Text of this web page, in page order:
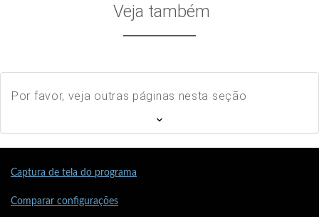
Veja também
Por favor, veja outras páginas nesta seção
Captura de tela do programa
Comparar configurações